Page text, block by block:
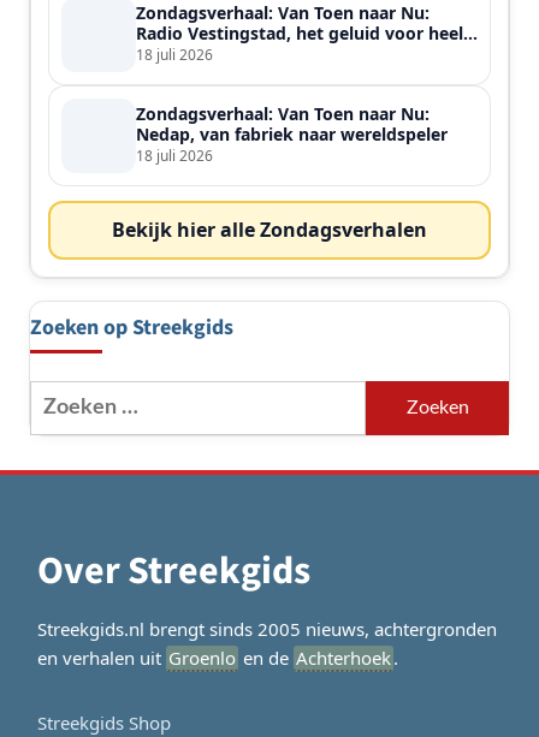
Zondagsverhaal: Van Toen naar Nu:
Radio Vestingstad, het geluid voor heel
de streek
18 juli 2026
Zondagsverhaal: Van Toen naar Nu:
Nedap, van fabriek naar wereldspeler
18 juli 2026
Bekijk hier alle Zondagsverhalen
Zoeken op Streekgids
Zoeken
naar:
Over Streekgids
Streekgids.nl brengt sinds 2005 nieuws, achtergronden
en verhalen uit Groenlo en de Achterhoek.
Streekgids Shop